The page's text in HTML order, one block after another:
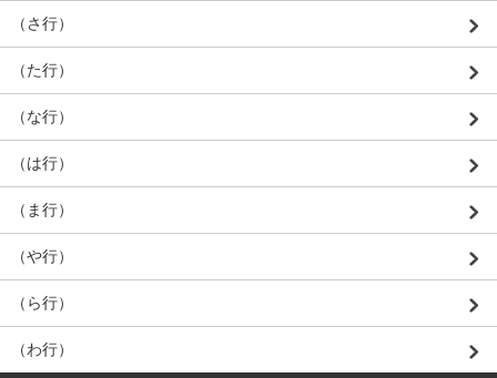
（さ行）
（た行）
（な行）
（は行）
（ま行）
（や行）
（ら行）
（わ行）